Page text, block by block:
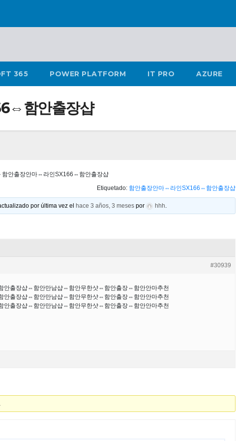
365 POWER PLATFORM IT PRO AZURE
함안출장샵
함안출장안마⇔라인SX166⇔함안출장샵
Etiquetado: 함안출장안마⇔라인SX166⇔함안출장샵
por última vez el hace 3 años, 3 meses por hhh.
#30939
안출장샵⇔함안만남샵⇔함안무한샷⇔함안출장⇔함안안마추천
안출장샵⇔함안만남샵⇔함안무한샷⇔함안출장⇔함안안마추천
안출장샵⇔함안만남샵⇔함안무한샷⇔함안출장⇔함안안마추천